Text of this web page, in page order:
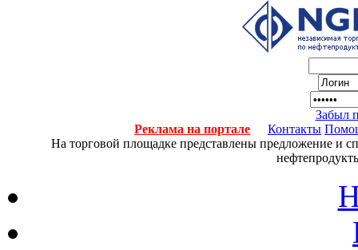
Забыл
Реклама на портале
Контакты
На торговой площадке представлены предложение и